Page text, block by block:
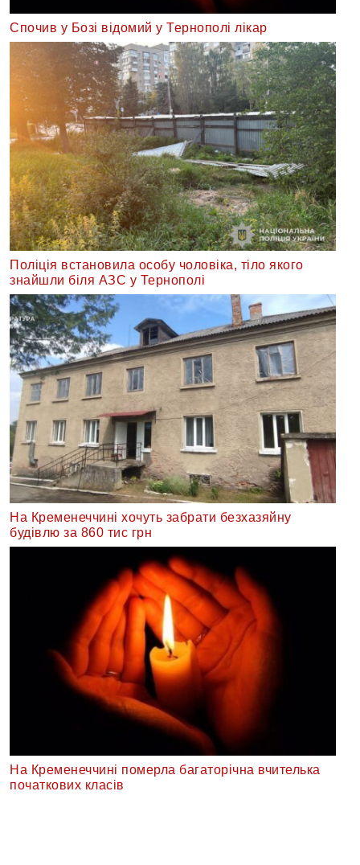
Спочив у Бозі відомий у Тернополі лікар
Поліція встановила особу чоловіка, тіло якого
знайшли біля АЗС у Тернополі
На Кременеччині хочуть забрати безхазяйну
будівлю за 860 тис грн
На Кременеччині померла багаторічна вчителька
початкових класів